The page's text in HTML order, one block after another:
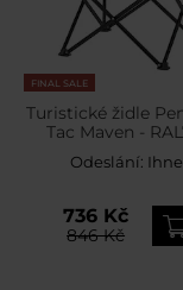
FINAL SALE
Turistické židle
Tac Maven -
Odeslání:
736 Kč
846 Kč